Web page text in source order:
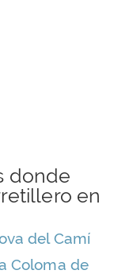
donde
en
del Camí
Coloma de